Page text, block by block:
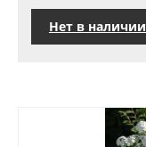
Нет в наличии